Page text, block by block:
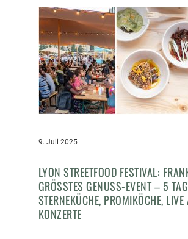
9. Juli 2025
LYON STREETFOOD FESTIVAL:
GRÖSSTES GENUSS-EVENT – 5 TAGE
TERNEKÜCHE, PROMIKÖCHE, LIVE
ONZERTE